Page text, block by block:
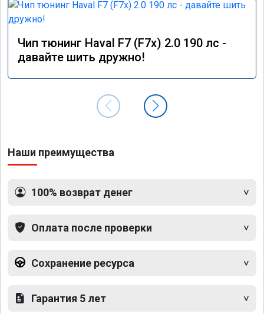
Чип тюнинг Haval F7 (F7x) 2.0 190 лс -
давайте шить дружно!
Наши преимущества
100% возврат денег
Оплата после проверки
Сохранение ресурса
Гарантия 5 лет